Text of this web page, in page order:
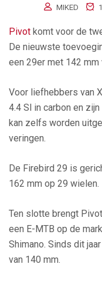
MIKED
Pivot komt voor de
De nieuwste
een 29er met 142 mm
Voor liefhebbers van
4.4 Sl in carbon en
kan zelfs worden
veringen.
De Firebird 29 is
162 mm op 29 wielen.
Ten slotte brengt
een E-MTB op de
Shimano. Sinds dit
van 140 mm.